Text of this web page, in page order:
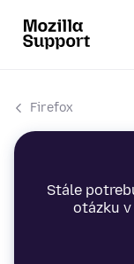
Firefox
Stále
otázku